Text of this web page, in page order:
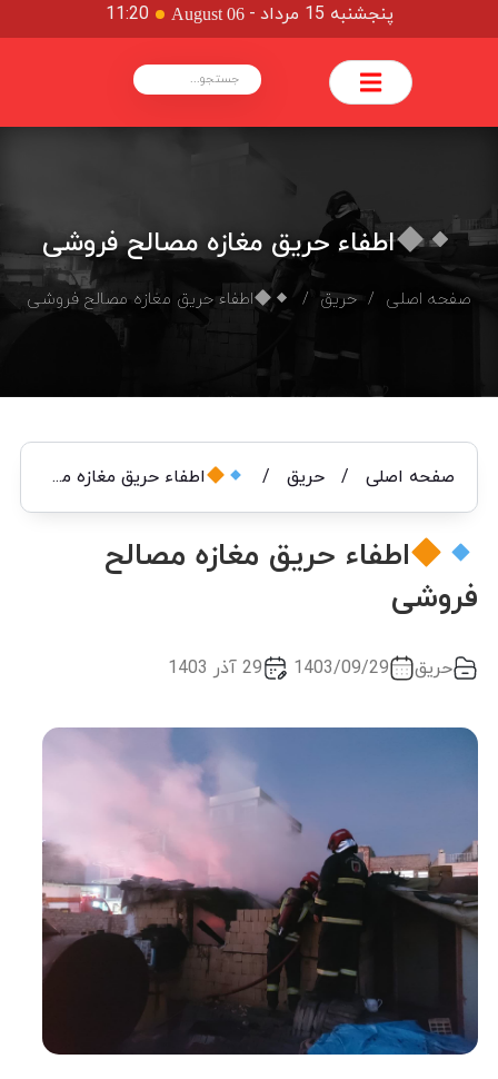
پنجشنبه 15 مرداد -
August 06
11:20
اطفاء حریق مغازه مصالح فروشی
صفحه اصلی / حریق/ اطفاء حریق مغازه مصالح فروشی
صفحه اصلی/ حریق/ اطفاء حریق مغازه مصالح فروشی
اطفاء حریق مغازه مصالح
فروشی
حریق 1403/09/29 29 آذر 1403